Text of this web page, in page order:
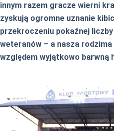
innym razem gracze wierni
zyskują ogromne uznanie
przekroczeniu pokaźnej
weteranów – a nasza
względem wyjątkowo barwną